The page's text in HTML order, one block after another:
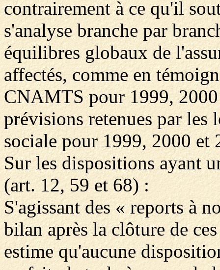
contrairement à ce qu'il
s'analyse branche par
équilibres globaux de
affectés, comme en
CNAMTS pour 1999, 2000
prévisions retenues par les
sociale pour 1999, 2000 et
Sur les dispositions ayant
(art. 12, 59 et 68) :
S'agissant des « reports à
bilan après la clôture de
estime qu'aucune